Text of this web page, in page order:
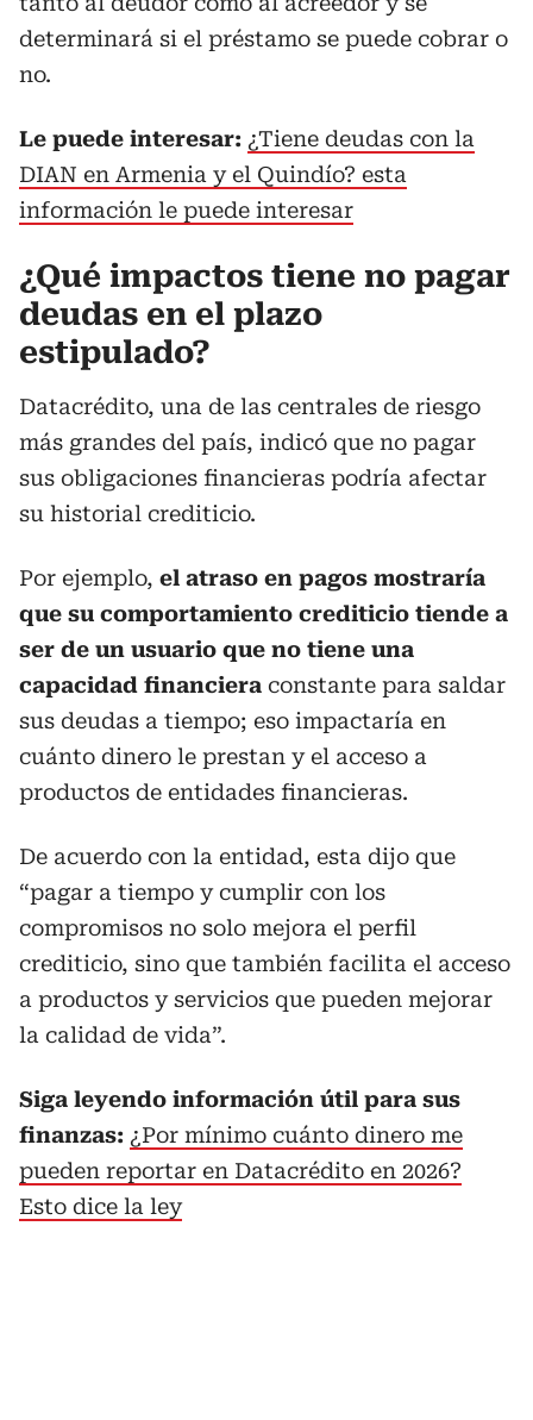
determinará si el préstamo se puede cobrar o
no.
Le puede interesar: ¿Tiene deudas con la
DIAN en Armenia y el Quindío? esta
información le puede interesar
¿Qué impactos tiene no pagar
deudas en el plazo
estipulado?
Datacrédito, una de las centrales de riesgo
más grandes del país, indicó que no pagar
sus obligaciones financieras podría afectar
su historial crediticio.
Por ejemplo, el atraso en pagos mostraría
que su comportamiento crediticio tiende a
ser de un usuario que no tiene una
capacidad financiera constante para saldar
sus deudas a tiempo; eso impactaría en
cuánto dinero le prestan y el acceso a
productos de entidades financieras.
De acuerdo con la entidad, esta dijo que
“pagar a tiempo y cumplir con los
compromisos no solo mejora el perfil
crediticio, sino que también facilita el acceso
a productos y servicios que pueden mejorar
la calidad de vida”.
Siga leyendo información útil para sus
finanzas: ¿Por mínimo cuánto dinero me
pueden reportar en Datacrédito en 2026?
Esto dice la ley